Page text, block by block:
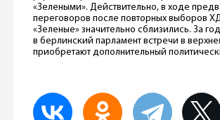
«Зелеными». Действительно, в ходе
переговоров после повторных выборов
«Зеленые» значительно сблизились. За
в берлинский парламент встречи в
приобретают дополнительный